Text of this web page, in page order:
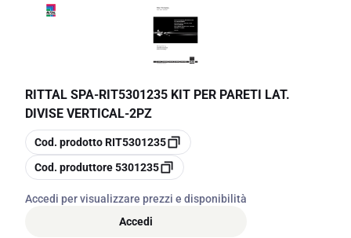
RITTAL SPA-RIT5301235 KIT PER PARETI LAT.
DIVISE VERTICAL-2PZ
copia
Cod. prodottoRIT5301235
copia
Cod. produttore5301235
Accedi per visualizzare prezzi e disponibilità
Accedi